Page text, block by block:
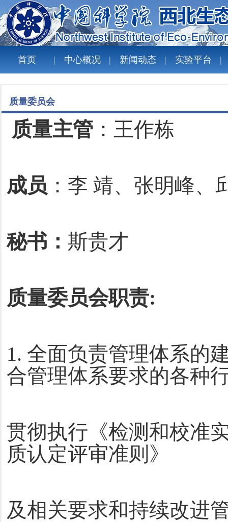
首页 中心概况 新闻动态 实验平台
质量委员会
质量主管 ：王作栋
成员 ：李 靖、张明峰
秘书： 斯贵才
质量委员会职责:
1. 全面负责管理体系的
合管理体系要求的各种
贯彻执行 《检测和校准
质认定评审准则》
及相关要求和持续改进